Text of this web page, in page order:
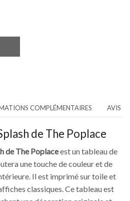
COMPLÉMENTAIRES AVIS (1)
de The Poplace
de The Poplaceest un tableau de
une touche de couleur et de
Il est imprimé sur toile et
classiques. Ce tableau est